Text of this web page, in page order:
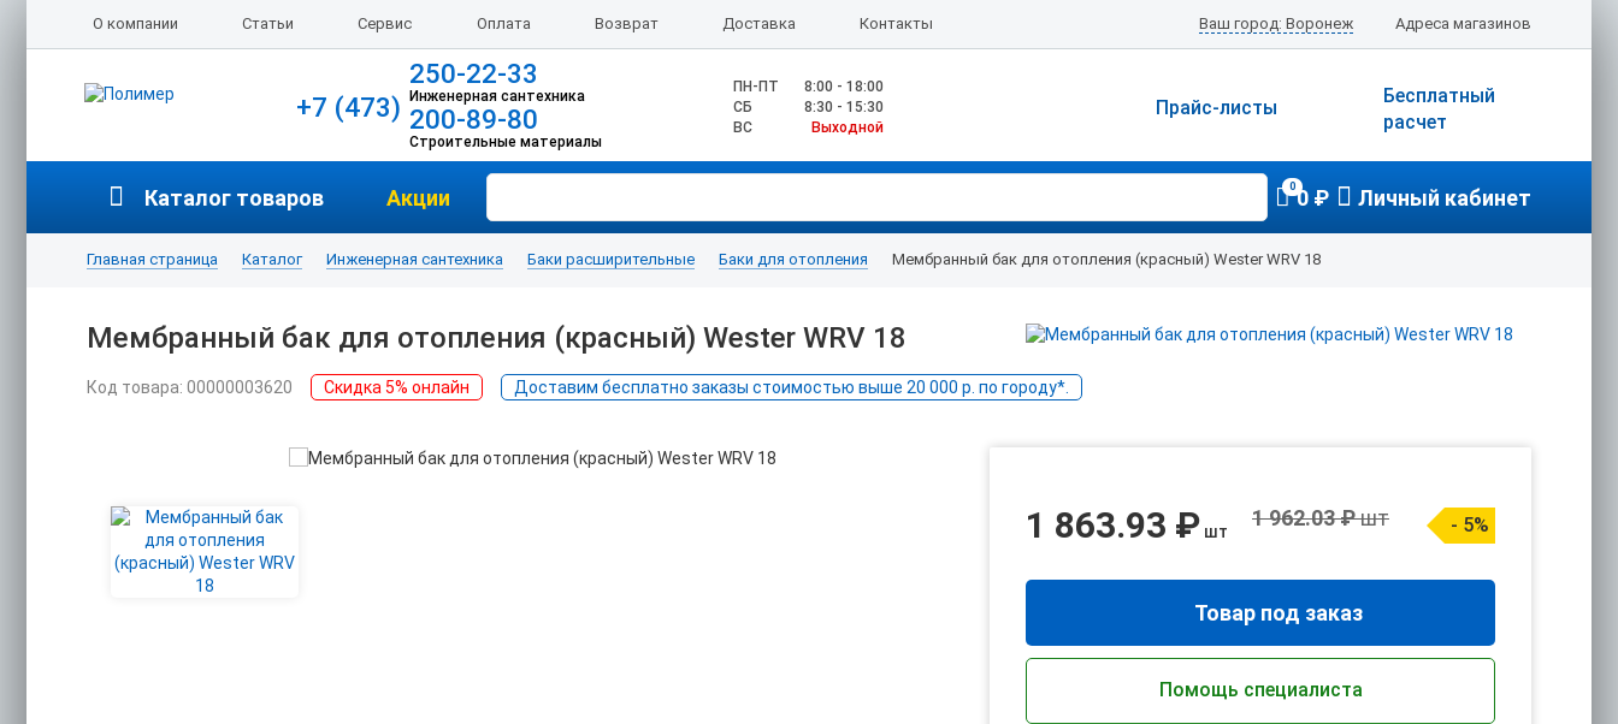
О компании Статьи Сервис Оплата Возврат Доставка Контакты Адреса магазинов
Ваш город: Воронеж
+7 (473)
250-22-33
Инженерная сантехника
200-89-80
Строительные материалы
ПН-ПТ
8:00 - 18:00
CБ
8:30 - 15:30
ВС
Выходной
Бесплатный
расчет
Прайс-листы
Каталог товаров Акции 00 ₽ Личный кабинет
Главная страница Каталог Инженерная сантехника Баки расширительные Баки для отопления Мембранный бак для отопления (красный) Wester WRV 18
Мембранный бак для отопления (красный) Wester WRV 18
Код товара: 00000003620 Скидка 5% онлайн Доставим бесплатно заказы стоимостью выше 20 000 р. по городу*.
1 863.93 ₽ шт
1 962.03 ₽шт - 5%
Товар под заказ
Помощь специалиста